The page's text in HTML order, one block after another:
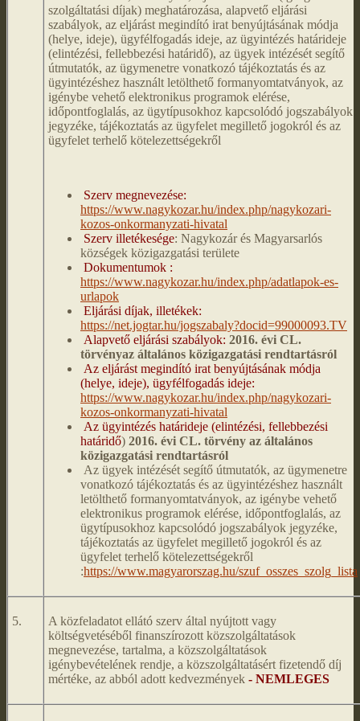
szolgáltatási díjak) meghatározása, alapvető eljárási
szabályok, az eljárást megindító irat benyújtásának módja
(helye, ideje), ügyfélfogadás ideje, az ügyintézés határideje
(elintézési, fellebbezési határidő), az ügyek intézését segítő
útmutatók, az ügymenetre vonatkozó tájékoztatás és az
ügyintézéshez használt letölthető formanyomtatványok, az
igénybe vehető elektronikus programok elérése,
időpontfoglalás, az ügytípusokhoz kapcsolódó jogszabályok
jegyzéke, tájékoztatás az ügyfelet megillető jogokról és az
ügyfelet terhelő kötelezettségekről
Szerv megnevezése:
https://www.nagykozar.hu/index.php/nagykozari-
kozos-onkormanyzati-hivatal
Szerv illetékesége: Nagykozár és Magyarsarlós
községek közigazgatási területe
Dokumentumok :
https://www.nagykozar.hu/index.php/adatlapok-es-
urlapok
Eljárási díjak, illetékek:
https://net.jogtar.hu/jogszabaly?docid=99000093.TV
Alapvető eljárási szabályok: 2016. évi CL.
törvényaz általános közigazgatási rendtartásról
Az eljárást megindító irat benyújtásának módja
(helye, ideje), ügyfélfogadás ideje:
https://www.nagykozar.hu/index.php/nagykozari-
kozos-onkormanyzati-hivatal
Az ügyintézés határideje (elintézési, fellebbezési
határidő) 2016. évi CL. törvény az általános
közigazgatási rendtartásról
Az ügyek intézését segítő útmutatók, az ügymenetre
vonatkozó tájékoztatás és az ügyintézéshez használt
letölthető formanyomtatványok, az igénybe vehető
elektronikus programok elérése, időpontfoglalás, az
ügytípusokhoz kapcsolódó jogszabályok jegyzéke,
tájékoztatás az ügyfelet megillető jogokról és az
ügyfelet terhelő kötelezettségekről
:https://www.magyarorszag.hu/szuf_osszes_szolg_lista
5.
A közfeladatot ellátó szerv által nyújtott vagy
költségvetéséből finanszírozott közszolgáltatások
megnevezése, tartalma, a közszolgáltatások
igénybevételének rendje, a közszolgáltatásért fizetendő díj
mértéke, az abból adott kedvezmények - NEMLEGES